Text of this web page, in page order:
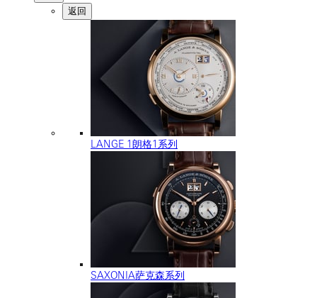
返回
LANGE 1朗格1系列
SAXONIA萨克森系列